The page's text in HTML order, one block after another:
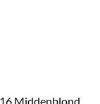
Middenblond